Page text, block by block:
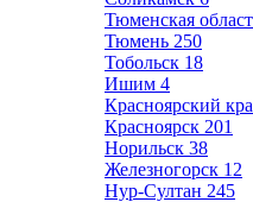
Тюменская
Тюмень 250
Тобольск 18
Ишим 4
Красноярский
Красноярск 201
Норильск 38
Железногорск 12
Нур-Султан 245